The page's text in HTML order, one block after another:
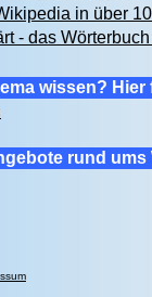
in über
- das
wissen? Hier
rund ums